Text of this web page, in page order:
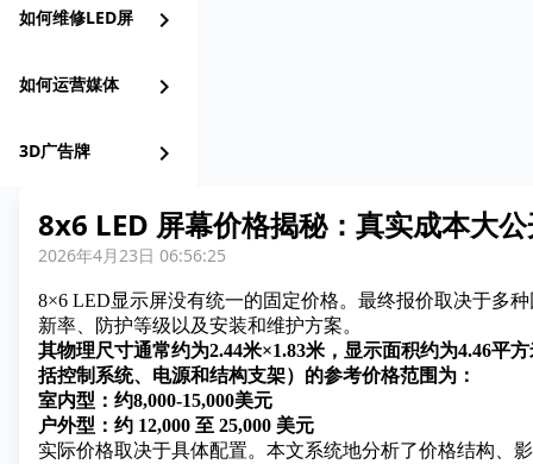
如何维修LED屏 chevron_right
如何运营媒体 chevron_right
3D广告牌 chevron_right
8x6 LED 屏幕价格揭秘：真实成本大
2026年4月23日 06:56:25
8×6 LED显示屏没有统一的固定价格。最终报价取决于多
新率、防护等级以及安装和维护方案。
其物理尺寸通常约为2.44米×1.83米，显示面积约为4.46平
括控制系统、电源和结构支架）的参考价格范围为：
室内型：约8,000-15,000美元
户外型：约 12,000 至 25,000 美元
实际价格取决于具体配置。本文系统地分析了价格结构、